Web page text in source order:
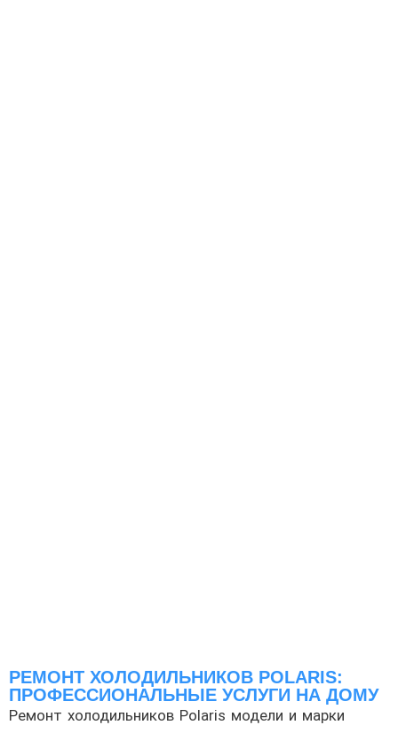
РЕМОНТ ХОЛОДИЛЬНИКОВ POLARIS:
ПРОФЕССИОНАЛЬНЫЕ УСЛУГИ НА ДОМУ
Ремонт холодильников Polaris модели и марки